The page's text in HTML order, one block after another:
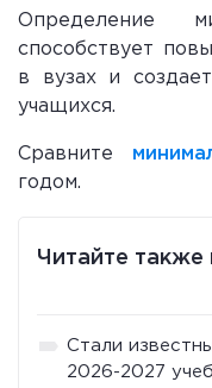
Определение
способствует
в вузах и
учащихся.
Сравните
годом.
Читайте также
Стали
2026-2027